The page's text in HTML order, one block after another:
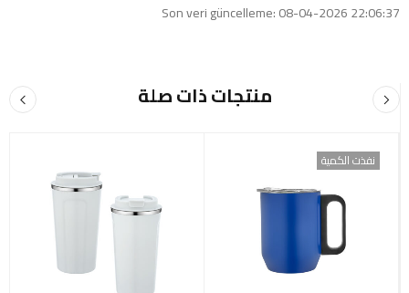
Son veri güncelleme: 08-04-2026 22:06:37
منتجات ذات صلة
نفذت الكمية